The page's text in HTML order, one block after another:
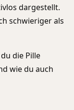
dargestellt.
schwieriger als
die Pille
wie du auch